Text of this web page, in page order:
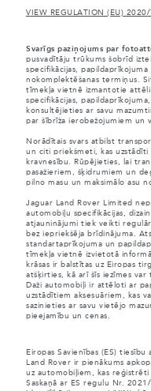
VIEW REGULATION (EU)
Svarīgs paziņojums par
pusvadītāju trūkums šobrīd
specifikācijas,
nokomplektēšanas termiņus.
tīmekļa vietnē izmantotie
specifikācijas,
konsultējieties ar savu
par šībrīža ierobežojumiem un
Norādītais svars atbilst
un citi priekšmeti, kas uzstādīti
kravnesību. Rūpējieties, lai
pasažieriem, šķidrumiem un
pilno masu un maksimālo asu
Jaguar Land Rover Limited
automobiļu specifikācijas,
atjauninājumi tiek veikti
bez iepriekšēja brīdinājuma.
standartaprīkojuma un
tīmekļa vietnē izvietotā
krāsas ir balstītas uz Eiropas
atšķirties, kā arī šīs iezīmes var
Daži automobiļi ir attēloti ar
uzstādītiem aksesuāriem, kas
sazinieties ar savu vietējo
pieejamību un cenas.
Eiropas Savienības (ES)
Land Rover ir pienākums
uz automobiļiem, kas reģistrēti
Saskaņā ar ES regulu Nr.